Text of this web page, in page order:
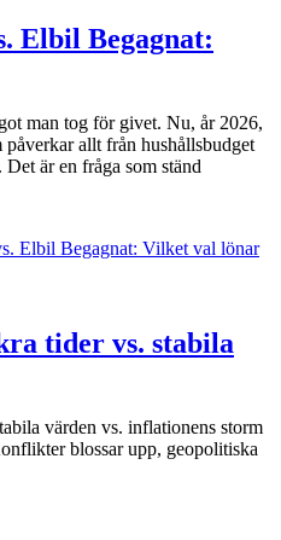
Elbil Begagnat:
man tog för givet. Nu, år 2026,
påverkar allt från hushållsbudget
är en fråga som ständ
Elbil Begagnat: Vilket val lönar
tider vs. stabila
värden vs. inflationens storm
blossar upp, geopolitiska